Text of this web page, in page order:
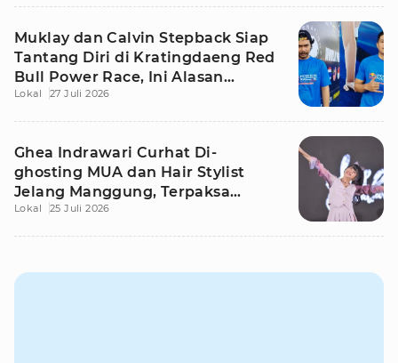
Muklay dan Calvin Stepback Siap
Tantang Diri di Kratingdaeng Red
Bull Power Race, Ini Alasan
Mereka!
Lokal 27 Juli 2026
Ghea Indrawari Curhat Di-
ghosting MUA dan Hair Stylist
Jelang Manggung, Terpaksa
Dandan Sendiri
Lokal 25 Juli 2026